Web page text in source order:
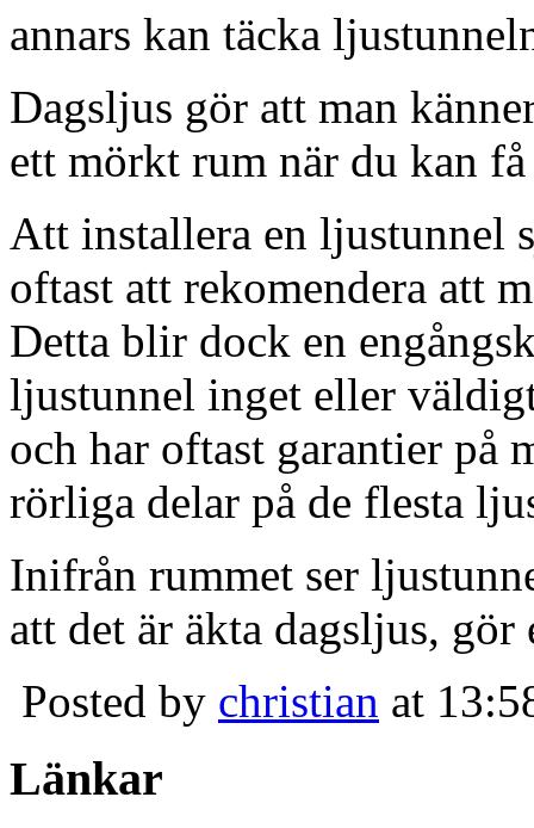
annars kan täcka
Dagsljus gör att man
ett mörkt rum när du kan
Att installera en ljustunnel
oftast att rekomendera att
Detta blir dock en
ljustunnel inget eller
och har oftast garantier på
rörliga delar på de flesta
Inifrån rummet ser
att det är äkta dagsljus,
Posted by christian at
Länkar